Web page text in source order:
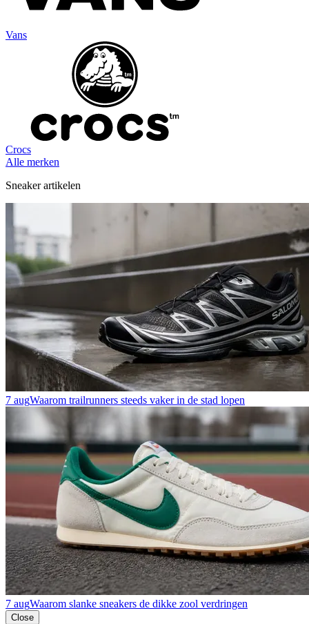
Vans
Crocs
Alle merken
Sneaker artikelen
7 augWaarom trailrunners steeds vaker in de stad lopen
7 augWaarom slanke sneakers de dikke zool verdringen
Close